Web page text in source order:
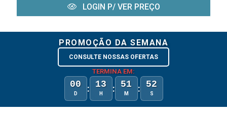
LOGIN P/ VER PREÇO
PROMOÇÃO DA SEMANA
CONSULTE NOSSAS OFERTAS
TERMINA EM:
00
D : 13
H : 51
M : 52
S